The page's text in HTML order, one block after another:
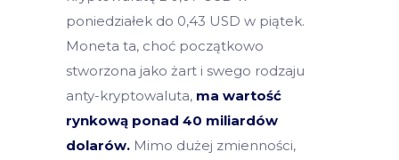
poniedziałek do 0,43 USD w piątek.
Moneta ta, choć początkowo
stworzona jako żart i swego rodzaju
anty-kryptowaluta, ma wartość
rynkową ponad 40 miliardów
dolarów. Mimo dużej zmienności,